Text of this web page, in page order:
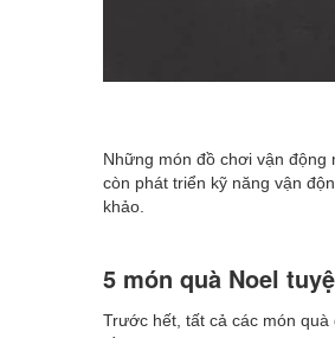
Những món đồ chơi vận
còn phát triển kỹ năng vận
khảo.
5 món quà Noel
Trước hết, tất cả các món